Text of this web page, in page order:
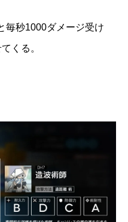
毎秒1000ダメージ受け
くる。